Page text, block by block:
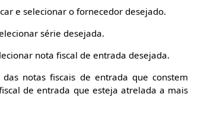
e selecionar o fornecedor desejado.
série desejada.
nota fiscal de entrada desejada.
notas fiscais de entrada que constem
de entrada que esteja atrelada a mais